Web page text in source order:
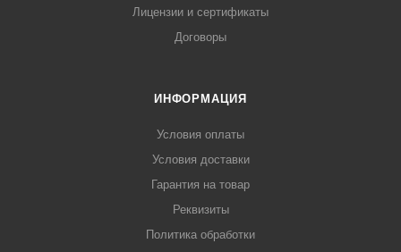
Лицензии и сертификаты
Договоры
ИНФОРМАЦИЯ
Условия оплаты
Условия доставки
Гарантия на товар
Реквизиты
Политика обработки